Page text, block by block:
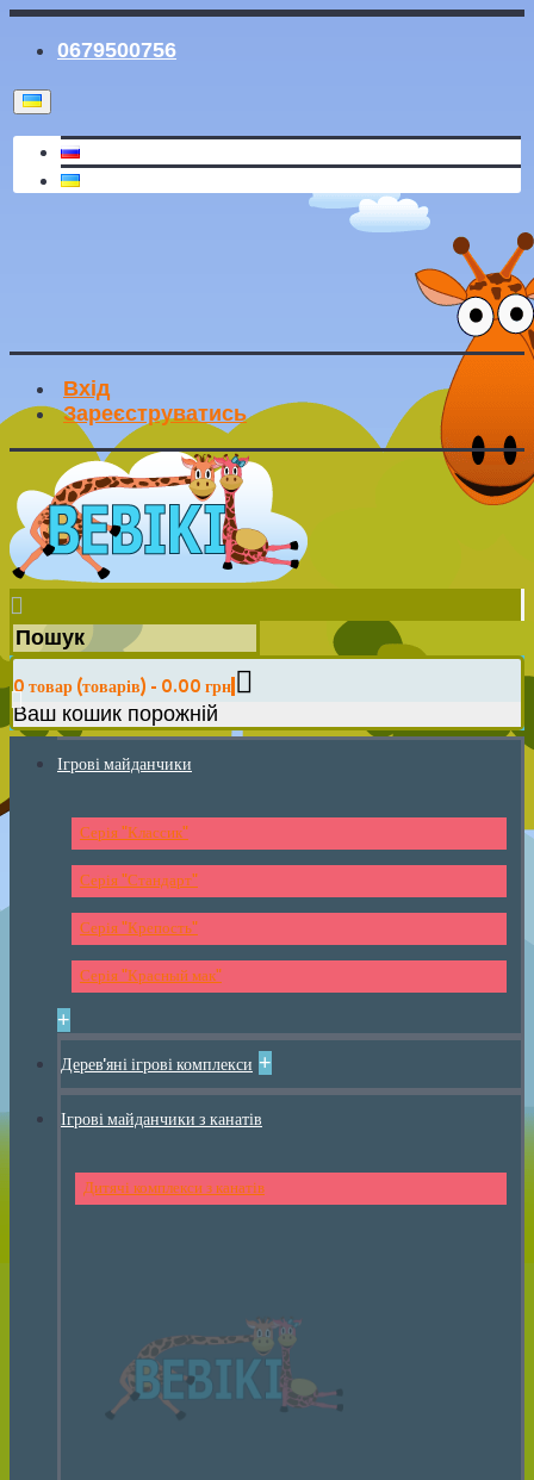
0679500756
Вхід
Зареєструватись
0 товар (товарів) - 0.00 грн
Ваш кошик порожній
Ігрові майданчики
Серія "Классик"
Серія "Стандарт"
Серія "Крепость"
Серія "Красный мак"
+
Дерев'яні ігрові комплекси +
Ігрові майданчики з канатів
Дитячі комплекси з канатів